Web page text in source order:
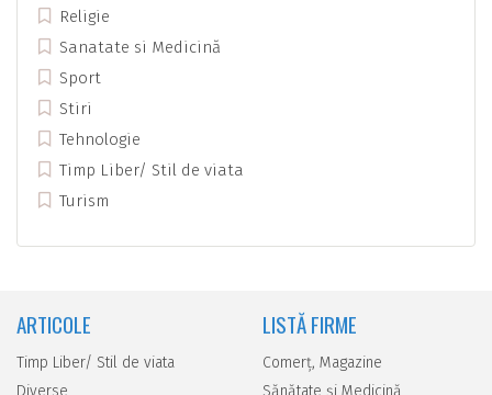
Religie
Sanatate si Medicină
Sport
Stiri
Tehnologie
Timp Liber/ Stil de viata
Turism
ARTICOLE
Timp Liber/ Stil de viata
Diverse
LISTĂ FIRME
Comerţ, Magazine
Sănătate şi Medicină